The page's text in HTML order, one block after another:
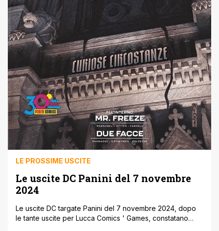
LE PROSSIME USCITE
Le uscite DC Panini del 7 novembre
2024
Le uscite DC targate Panini del 7 novembre 2024, dopo
le tante uscite per Lucca Comics ' Games, constatano